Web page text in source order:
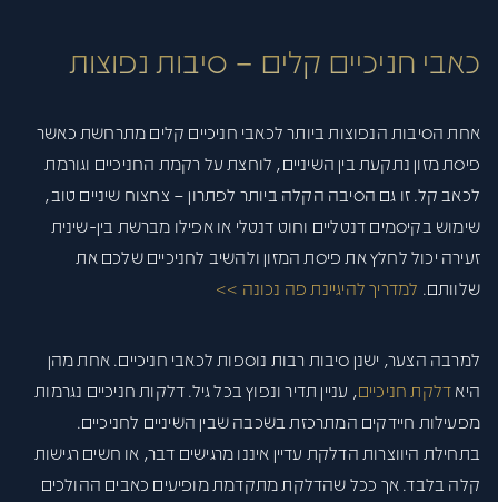
כאבי חניכיים קלים – סיבות נפוצות
אחת הסיבות הנפוצות ביותר לכאבי חניכיים קלים מתרחשת כאשר
פיסת מזון נתקעת בין השיניים, לוחצת על רקמת החניכיים וגורמת
לכאב קל. זו גם הסיבה הקלה ביותר לפתרון – צחצוח שיניים טוב,
שימוש בקיסמים דנטליים וחוט דנטלי או אפילו מברשת בין-שינית
זעירה יכול לחלץ את פיסת המזון ולהשיב לחניכיים שלכם את
שלוותם. למדריך להיגיינת פה נכונה >>
למרבה הצער, ישנן סיבות רבות נוספות לכאבי חניכיים. אחת מהן
היאדלקת חניכיים, עניין תדיר ונפוץ בכל גיל. דלקות חניכיים נגרמות
מפעילות חיידקים המתרכזת בשכבה שבין השיניים לחניכיים.
בתחילת היווצרות הדלקת עדיין איננו מרגישים דבר, או חשים רגישות
קלה בלבד. אך ככל שהדלקת מתקדמת מופיעים כאבים ההולכים